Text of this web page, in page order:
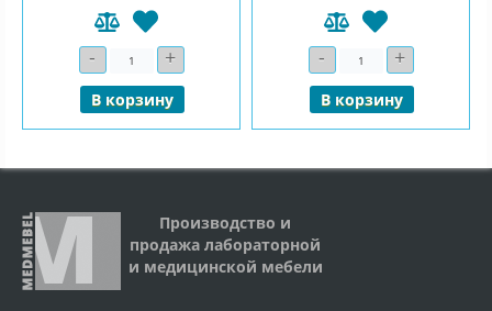
- Количество+
В корзину
- Количество+
В корзину
Производство и
продажа лабораторной
и медицинской мебели